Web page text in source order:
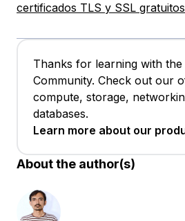
certificados TLS y SSL
Thanks for learning with the
Community. Check out our
compute, storage,
databases.
Learn more about our
About the author(s)